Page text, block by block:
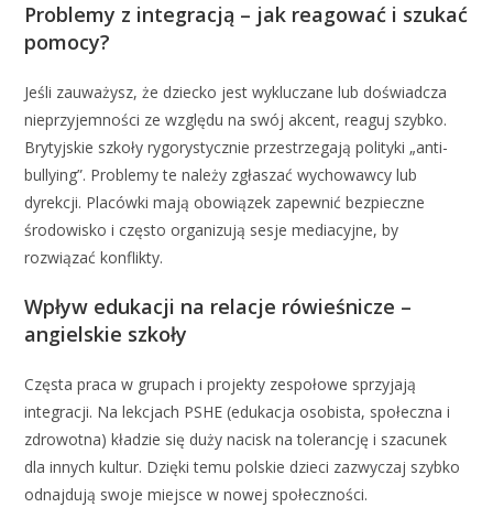
Problemy z integracją – jak reagować i szukać
pomocy?
Jeśli zauważysz, że dziecko jest wykluczane lub doświadcza
nieprzyjemności ze względu na swój akcent, reaguj szybko.
Brytyjskie szkoły rygorystycznie przestrzegają polityki „anti-
bullying”. Problemy te należy zgłaszać wychowawcy lub
dyrekcji. Placówki mają obowiązek zapewnić bezpieczne
środowisko i często organizują sesje mediacyjne, by
rozwiązać konflikty.
Wpływ edukacji na relacje rówieśnicze –
angielskie szkoły
Częsta praca w grupach i projekty zespołowe sprzyjają
integracji. Na lekcjach PSHE (edukacja osobista, społeczna i
zdrowotna) kładzie się duży nacisk na tolerancję i szacunek
dla innych kultur. Dzięki temu polskie dzieci zazwyczaj szybko
odnajdują swoje miejsce w nowej społeczności.